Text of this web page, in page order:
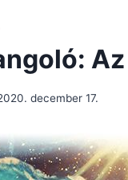
december 17.